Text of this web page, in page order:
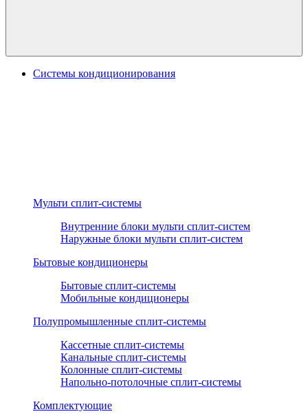
Системы кондиционирования
Мульти сплит-системы
Внутренние блоки мульти сплит-систем
Наружные блоки мульти сплит-систем
Бытовые кондиционеры
Бытовые сплит-системы
Мобильные кондиционеры
Полупромышленные сплит-системы
Кассетные сплит-системы
Канальные сплит-системы
Колонные сплит-системы
Напольно-потолочные сплит-системы
Комплектующие